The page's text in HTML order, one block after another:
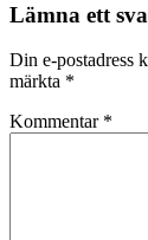
Lämna ett
Din e-postadress
märkta *
Kommentar *